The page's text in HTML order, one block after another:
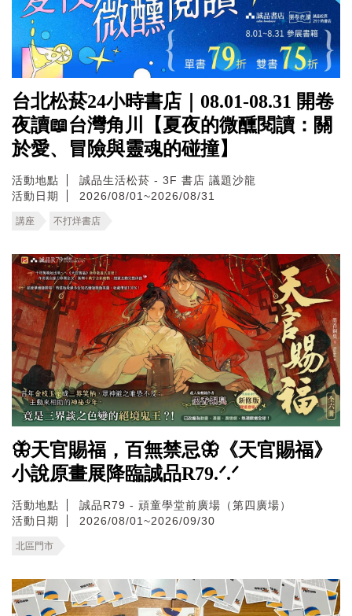
台北松菸24小時書店｜08.01-08.31 開卷
夜讀📖台灣角川【夏夜的微醺閱讀：關
於愛、冒險與靈魂的碰撞】
活動地點
誠品生活松菸 - 3F 書店 議題沙龍
活動日期
2026/08/01~2026/08/31
講座 不打烊書店
🦋天官賜福，百無禁忌🦋《天官賜福》
小說原畫展降臨誠品R79.ᐟ.ᐟ
活動地點
誠品R79 - 頑童學堂前廣場（第四廣場）
活動日期
2026/08/01~2026/09/30
北區門市